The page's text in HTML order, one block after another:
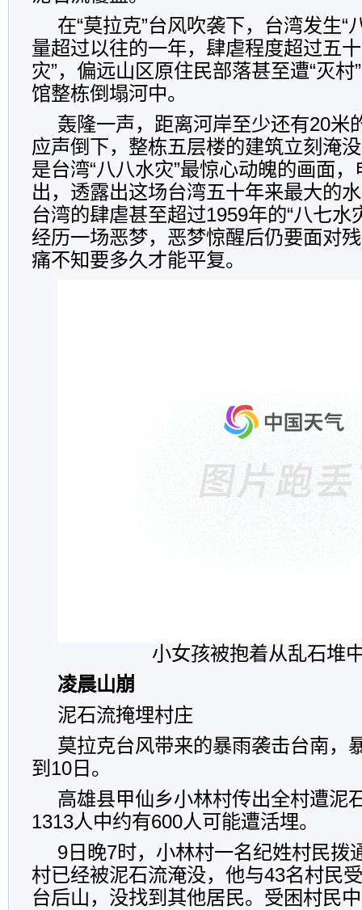
在“莫拉克”台风吹袭下，台湾发生“
量超过以往的一年，肆虐程度超过五
灾”，偏远山区原住民部落甚至遭“灭
馆整栋倒塌河中。
轰隆一声，距离河岸至少还有20米
应声倒下，整栋五层楼的建筑立刻淹
是台湾“八八水灾”最惊心动魄的画面
出，透露出这场台湾五十年来最大的
台湾的肆虐甚至超过1959年的“八七水
经历一场恶梦，恶梦惊醒后仍要面对
痛不知要多久才能平复。
小女孩被抱着从乱石堆
凌晨山崩
泥石流掩埋村庄
莫拉克台风带来的暴雨袭击台南，
到10日。
高雄县甲仙乡小林村传出全村遭泥
1313人中约有600人可能遭活埋。
9日晚7时，小林村一名纪姓村民拨
村已经被泥石流淹没，他与43名村民
台后山，没找到其他居民。受困村民